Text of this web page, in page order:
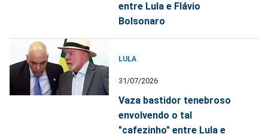
entre Lula e Flávio
Bolsonaro
LULA
31/07/2026
Vaza bastidor tenebroso
envolvendo o tal
"cafezinho" entre Lula e